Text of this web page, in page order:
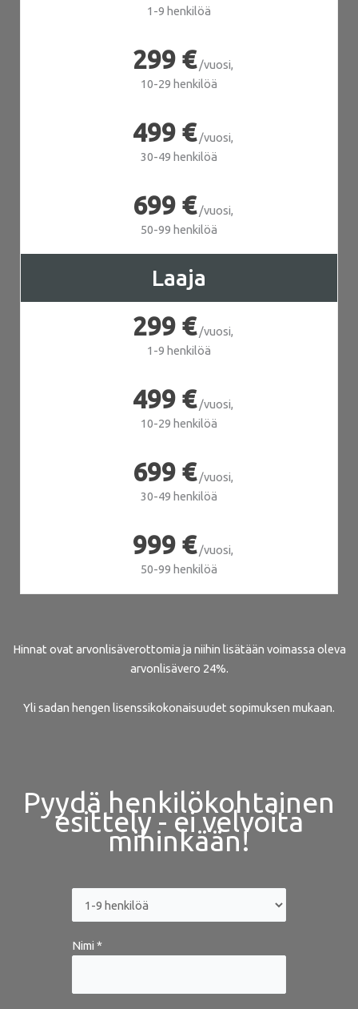
1-9 henkilöä
299 €/vuosi,
10-29 henkilöä
499 €/vuosi,
30-49 henkilöä
699 €/vuosi,
50-99 henkilöä
Laaja
299 €/vuosi,
1-9 henkilöä
499 €/vuosi,
10-29 henkilöä
699 €/vuosi,
30-49 henkilöä
999 €/vuosi,
50-99 henkilöä
Hinnat ovat arvonlisäverottomia ja niihin lisätään voimassa oleva
arvonlisävero 24%.
Yli sadan hengen lisenssikokonaisuudet sopimuksen mukaan.
Pyydä henkilökohtainen
esittely - ei velvoita
mihinkään!
Nimi *